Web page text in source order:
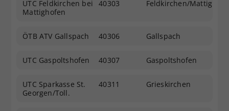
UTC Feldkirchen bei
Mattighofen
40303 Feldkirchen/Mattigh.
ÖTB ATV Gallspach 40306 Gallspach
UTC Gaspoltshofen 40307 Gaspoltshofen
UTC Sparkasse St.
Georgen/Toll.
40311 Grieskirchen